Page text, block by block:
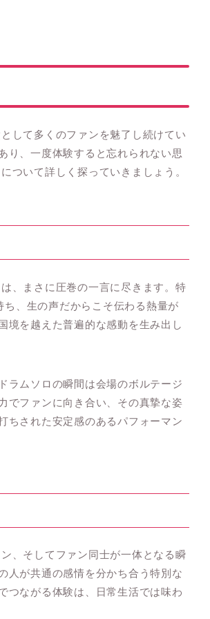
して多くのファンを魅了し続けてい
り、一度体験すると忘れられない思
ついて詳しく探っていきましょう。
、まさに圧巻の一言に尽きます。特
、生の声だからこそ伝わる熱量が
境を越えた普遍的な感動を生み出し
ラムソロの瞬間は会場のボルテージ
でファンに向き合い、その真摯な姿
ちされた安定感のあるパフォーマン
、そしてファン同士が一体となる瞬
人が共通の感情を分かち合う特別な
つながる体験は、日常生活では味わ